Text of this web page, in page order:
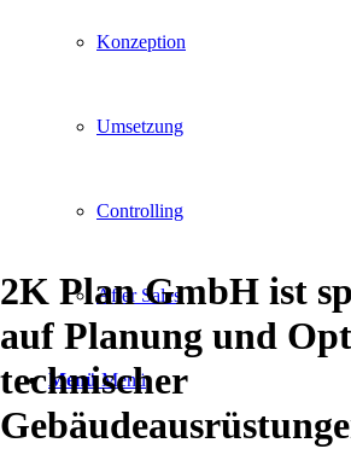
Konzeption
Umsetzung
Controlling
After Sales
Menü Menü
2K Plan GmbH ist
auf Planung und
technischer